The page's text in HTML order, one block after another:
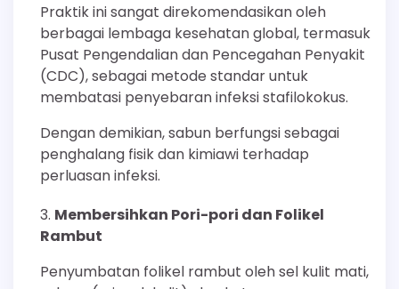
Praktik ini sangat direkomendasikan oleh
berbagai lembaga kesehatan global, termasuk
Pusat Pengendalian dan Pencegahan Penyakit
(CDC), sebagai metode standar untuk
membatasi penyebaran infeksi stafilokokus.
Dengan demikian, sabun berfungsi sebagai
penghalang fisik dan kimiawi terhadap
perluasan infeksi.
Membersihkan Pori-pori dan Folikel
Rambut
Penyumbatan folikel rambut oleh sel kulit mati,